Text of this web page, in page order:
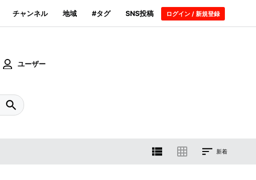
チャンネル 地域 #タグ SNS投稿 ログイン / 新規登録
ユーザー
新着